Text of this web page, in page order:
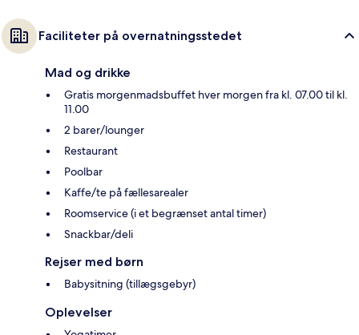
Faciliteter på overnatningsstedet
Mad og drikke
Gratis morgenmadsbuffet hver morgen fra kl. 07.00 til kl.
11.00
2 barer/lounger
Restaurant
Poolbar
Kaffe/te på fællesarealer
Roomservice (i et begrænset antal timer)
Snackbar/deli
Rejser med børn
Babysitning (tillægsgebyr)
Oplevelser